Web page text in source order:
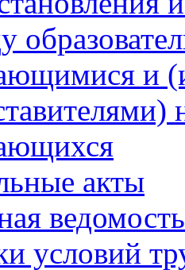
и
акты
условий